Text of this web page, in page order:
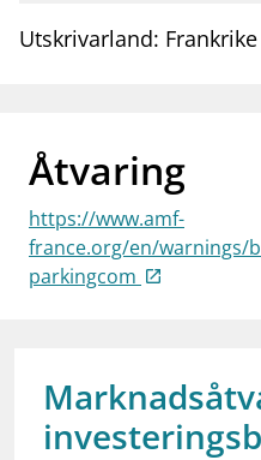
Finanstilsynets registre
businessOm Finanstilsynet
mail_outlineKontakt oss
work_outlineJobb hos oss
notifications_none Abonner på
Utskrivarland: Frankrike
Åtvaring
https://www.amf-
france.org/en/warnings/
parkingcom